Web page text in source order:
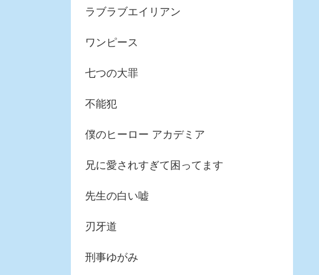
ラブラブエイリアン
ワンピース
七つの大罪
不能犯
僕のヒーロー アカデミア
兄に愛されすぎて困ってます
先生の白い嘘
刃牙道
刑事ゆがみ